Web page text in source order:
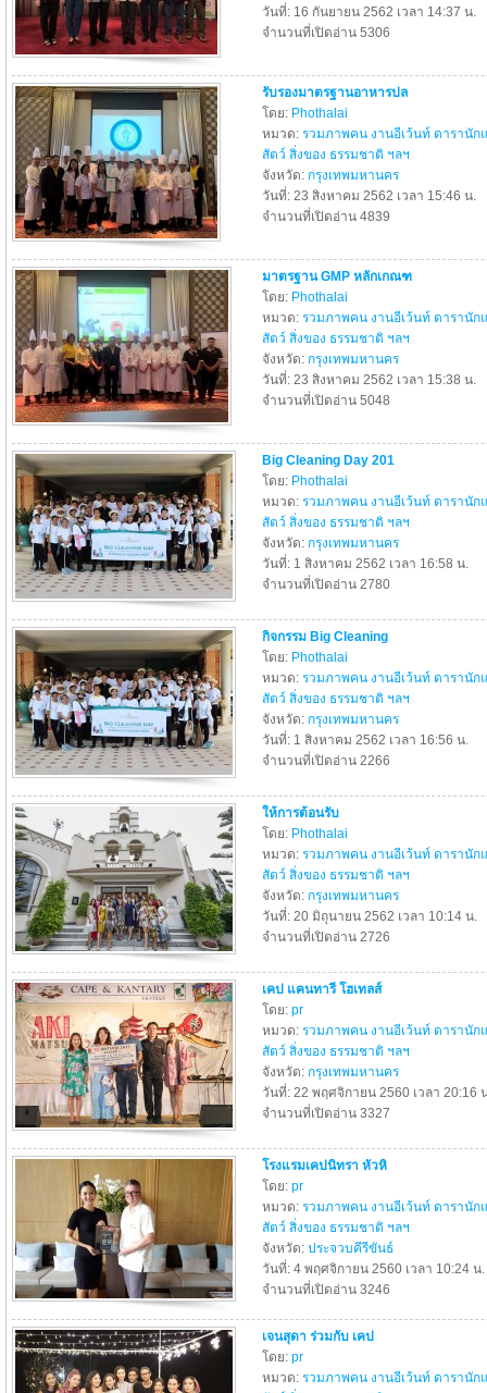
วันที่: 16 กันยายน 2562 เวลา 14:37 น.
จำนวนที่เปิดอ่าน 5306
รับรองมาตรฐานอาหารปล
โดย: Phothalai
หมวด: รวมภาพคน งานอีเว้นท์ ดารานัก
สัตว์ สิ่งของ ธรรมชาติ ฯลฯ
จังหวัด: กรุงเทพมหานคร
วันที่: 23 สิงหาคม 2562 เวลา 15:46 น.
จำนวนที่เปิดอ่าน 4839
มาตรฐาน GMP หลักเกณฑ
โดย: Phothalai
หมวด: รวมภาพคน งานอีเว้นท์ ดารานัก
สัตว์ สิ่งของ ธรรมชาติ ฯลฯ
จังหวัด: กรุงเทพมหานคร
วันที่: 23 สิงหาคม 2562 เวลา 15:38 น.
จำนวนที่เปิดอ่าน 5048
Big Cleaning Day 201
โดย: Phothalai
หมวด: รวมภาพคน งานอีเว้นท์ ดารานัก
สัตว์ สิ่งของ ธรรมชาติ ฯลฯ
จังหวัด: กรุงเทพมหานคร
วันที่: 1 สิงหาคม 2562 เวลา 16:58 น.
จำนวนที่เปิดอ่าน 2780
กิจกรรม Big Cleaning
โดย: Phothalai
หมวด: รวมภาพคน งานอีเว้นท์ ดารานัก
สัตว์ สิ่งของ ธรรมชาติ ฯลฯ
จังหวัด: กรุงเทพมหานคร
วันที่: 1 สิงหาคม 2562 เวลา 16:56 น.
จำนวนที่เปิดอ่าน 2266
ให้การต้อนรับ
โดย: Phothalai
หมวด: รวมภาพคน งานอีเว้นท์ ดารานัก
สัตว์ สิ่งของ ธรรมชาติ ฯลฯ
จังหวัด: กรุงเทพมหานคร
วันที่: 20 มิถุนายน 2562 เวลา 10:14 น.
จำนวนที่เปิดอ่าน 2726
เคป แคนทารี โฮเทลส์
โดย: pr
หมวด: รวมภาพคน งานอีเว้นท์ ดารานัก
สัตว์ สิ่งของ ธรรมชาติ ฯลฯ
จังหวัด: กรุงเทพมหานคร
วันที่: 22 พฤศจิกายน 2560 เวลา 20:16
จำนวนที่เปิดอ่าน 3327
โรงแรมเคปนิทรา หัวหิ
โดย: pr
หมวด: รวมภาพคน งานอีเว้นท์ ดารานัก
สัตว์ สิ่งของ ธรรมชาติ ฯลฯ
จังหวัด: ประจวบคีรีขันธ์
วันที่: 4 พฤศจิกายน 2560 เวลา 10:24 น.
จำนวนที่เปิดอ่าน 3246
เจนสุดา ร่วมกับ เคป
โดย: pr
หมวด: รวมภาพคน งานอีเว้นท์ ดารานัก